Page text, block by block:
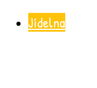
Jídelna